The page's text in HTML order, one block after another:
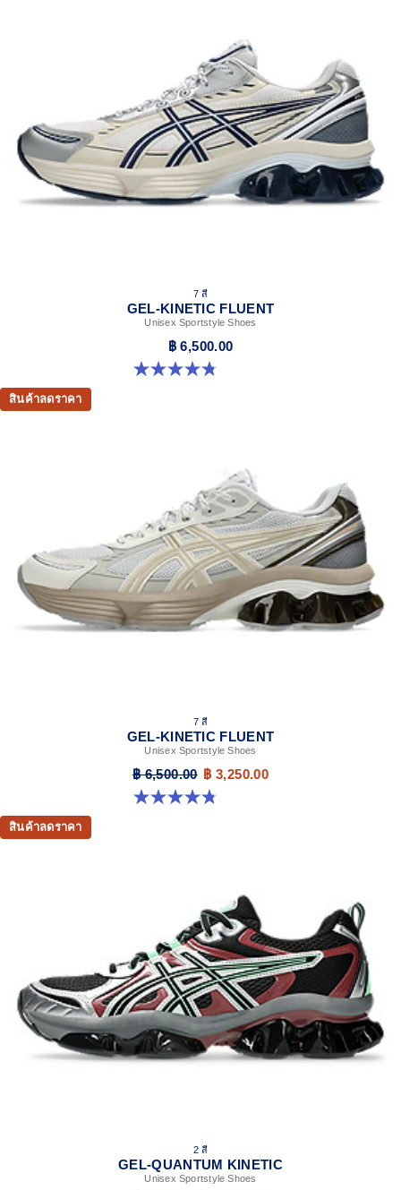
7 สี
GEL-KINETIC FLUENT
Unisex Sportstyle Shoes
฿ 6,500.00
4.8 จาก 5 ดาว 104 รีวิว
สินค้าลดราคา
7 สี
GEL-KINETIC FLUENT
Unisex Sportstyle Shoes
฿ 6,500.00 ฿ 3,250.00
4.8 จาก 5 ดาว 104 รีวิว
สินค้าลดราคา
2 สี
GEL-QUANTUM KINETIC
Unisex Sportstyle Shoes